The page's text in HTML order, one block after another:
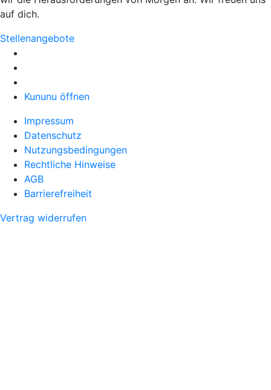
auf dich.
Stellenangebote
Kununu öffnen
Impressum
Datenschutz
Nutzungsbedingungen
Rechtliche Hinweise
AGB
Barrierefreiheit
Vertrag widerrufen